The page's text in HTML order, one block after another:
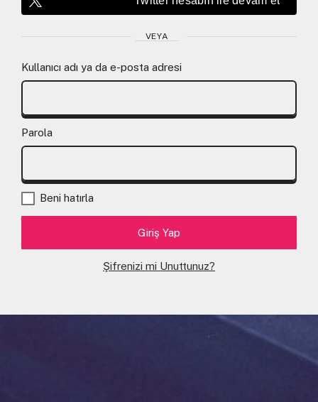
VEYA
Kullanıcı adı ya da e-posta adresi
Parola
Beni hatırla
Şifrenizi mi Unuttunuz?